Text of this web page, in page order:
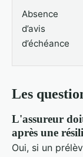
Absence
d’avis
d’échéance
Les
L'assureur
après une
Oui, si un